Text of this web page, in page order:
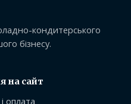
кондитерського
бізнесу.
на сайт
оплата